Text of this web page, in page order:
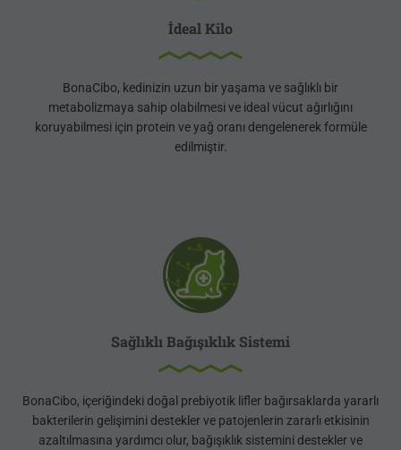
İdeal Kilo
BonaCibo, kedinizin uzun bir yaşama ve sağlıklı bir
metabolizmaya sahip olabilmesi ve ideal vücut ağırlığını
koruyabilmesi için protein ve yağ oranı dengelenerek formüle
edilmiştir.
Sağlıklı Bağışıklık Sistemi
BonaCibo, içeriğindeki doğal prebiyotik lifler bağırsaklarda yararlı
bakterilerin gelişimini destekler ve patojenlerin zararlı etkisinin
azaltılmasına yardımcı olur, bağışıklık sistemini destekler ve